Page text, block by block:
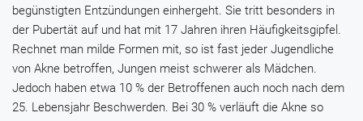
begünstigten Entzündungen einhergeht. Sie tritt besonders in
der Pubertät auf und hat mit 17 Jahren ihren Häufigkeitsgipfel.
Rechnet man milde Formen mit, so ist fast jeder Jugendliche
von Akne betroffen, Jungen meist schwerer als Mädchen.
Jedoch haben etwa 10 % der Betroffenen auch noch nach dem
25. Lebensjahr Beschwerden. Bei 30 % verläuft die Akne so